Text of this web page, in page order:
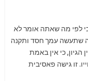
לפי מה שאתה אומר לא
שתעשה עמך חסד ותקנה
כי אין באמת
זו גישה פאסיבית